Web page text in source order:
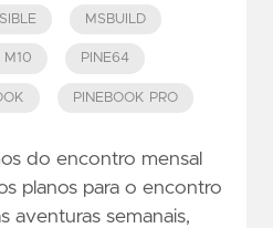
MSBUILD
M10 PINE64
PINEBOOK PRO
do encontro mensal
planos para o encontro
aventuras semanais,